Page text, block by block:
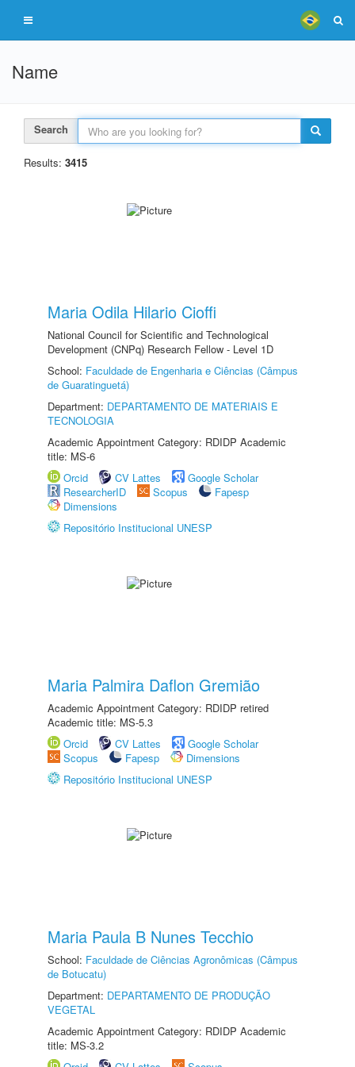
Name
Search
Results: 3415
Maria Odila Hilario Cioffi
National Council for Scientific and Technological
Development (CNPq) Research Fellow - Level 1D
School: Faculdade de Engenharia e Ciências (Câmpus
de Guaratinguetá)
Department: DEPARTAMENTO DE MATERIAIS E
TECNOLOGIA
Academic Appointment Category: RDIDP Academic
title: MS-6
Orcid
CV Lattes
Google Scholar
ResearcherID
Scopus
Fapesp
Dimensions
Repositório Institucional UNESP
Maria Palmira Daflon Gremião
Academic Appointment Category: RDIDP retired
Academic title: MS-5.3
Orcid
CV Lattes
Google Scholar
Scopus
Fapesp
Dimensions
Repositório Institucional UNESP
Maria Paula B Nunes Tecchio
School: Faculdade de Ciências Agronômicas (Câmpus
de Botucatu)
Department: DEPARTAMENTO DE PRODUÇÃO
VEGETAL
Academic Appointment Category: RDIDP Academic
title: MS-3.2